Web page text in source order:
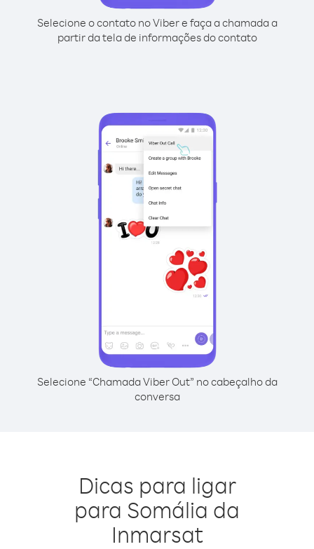
Selecione o contato no Viber e faça a chamada a
partir da tela de informações do contato
Selecione “Chamada Viber Out” no cabeçalho da
conversa
Dicas para ligar
para Somália da
Inmarsat